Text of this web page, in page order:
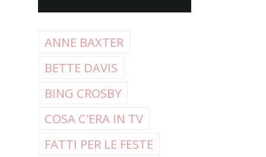
ANNE BAXTER
BETTE DAVIS
BING CROSBY
COSA C'ERA IN TV
FATTI PER LE FESTE